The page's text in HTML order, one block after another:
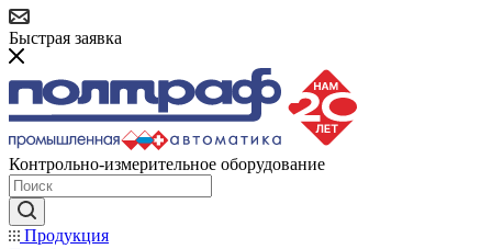
Быстрая заявка
Контрольно-измерительное оборудование
Продукция